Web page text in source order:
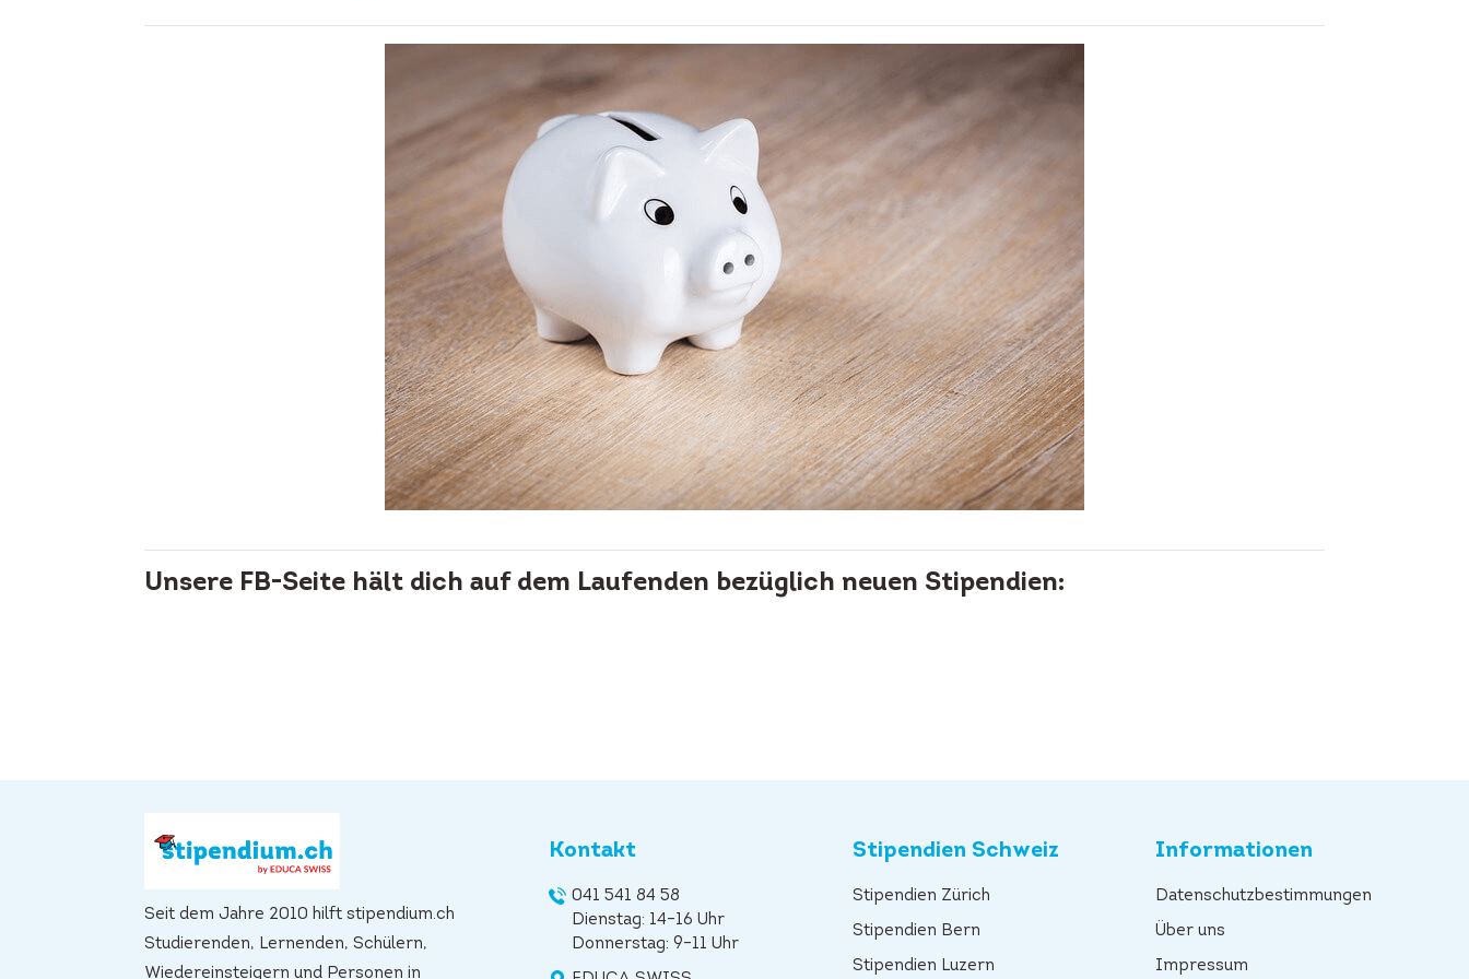
Unsere FB-Seite hält dich auf dem Laufenden bezüglich neuen Stipendien:
Seit dem Jahre 2010 hilft stipendium.ch
Studierenden, Lernenden, Schülern,
Wiedereinsteigern und Personen in
Kontakt
041 541 84 58
Dienstag: 14–16 Uhr
Donnerstag: 9–11 Uhr
Stipendien Schweiz
Stipendien Zürich
Stipendien Bern
Stipendien Luzern
Informationen
Datenschutzbestimmungen
Über uns
Impressum